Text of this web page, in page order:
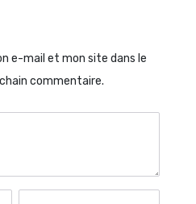
e-mail et mon site dans le
commentaire.